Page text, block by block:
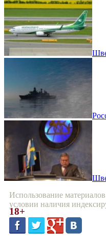
Использование
условии наличия
18+